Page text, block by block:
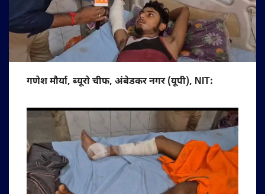
गणेश मौर्या, ब्यूरो चीफ, अंबेडकर नगर (यूपी), NIT: